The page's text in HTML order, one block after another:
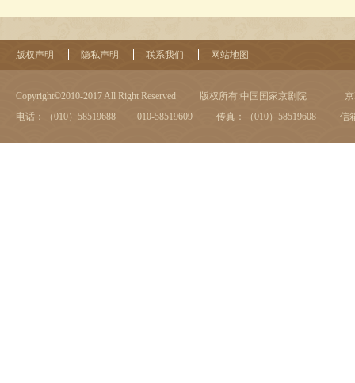
版权声明 隐私声明 联系我们 网站地图
Copyright©2010-2017 All Right Reserved 版权所有:中国国家京剧院
电话：（010）58519688 010-58519609
传真：（010）58519608 信